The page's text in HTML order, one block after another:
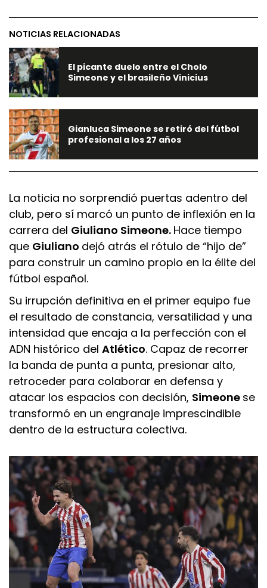
NOTICIAS RELACIONADAS
El picante duelo entre el Cholo
Simeone y el brasileño Vinicius
Gianluca Simeone se retiró del fútbol
profesional a los 27 años
La noticia no sorprendió puertas adentro del
club, pero sí marcó un punto de inflexión en la
carrera del Giuliano Simeone. Hace tiempo
que Giuliano dejó atrás el rótulo de “hijo de”
para construir un camino propio en la élite del
fútbol español.
Su irrupción definitiva en el primer equipo fue
el resultado de constancia, versatilidad y una
intensidad que encaja a la perfección con el
ADN histórico del Atlético. Capaz de recorrer
la banda de punta a punta, presionar alto,
retroceder para colaborar en defensa y
atacar los espacios con decisión, Simeone se
transformó en un engranaje imprescindible
dentro de la estructura colectiva.